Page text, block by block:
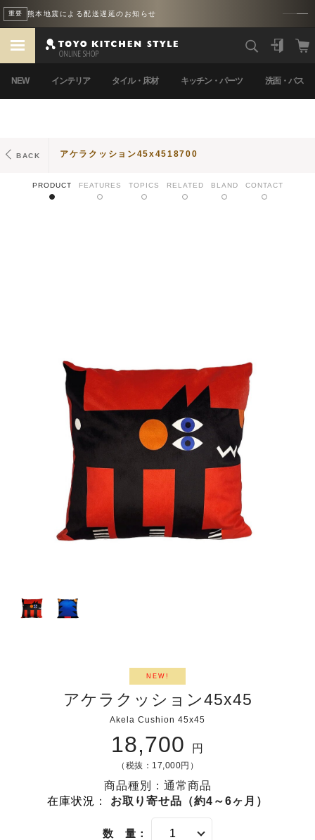
重要 熊本地震による配送遅延のお知らせ
NEW インテリア タイル・床材 キッチン・パーツ 洗面・バス
BACK アケラクッション45x4518700
PRODUCT FEATURES TOPICS RELATED BLAND CONTACT
NEW!
アケラクッション45x45
Akela Cushion 45x45
18,700 円
（税抜：17,000円）
商品種別：通常商品
在庫状況 ： お取り寄せ品（約4～6ヶ月）
数 量：